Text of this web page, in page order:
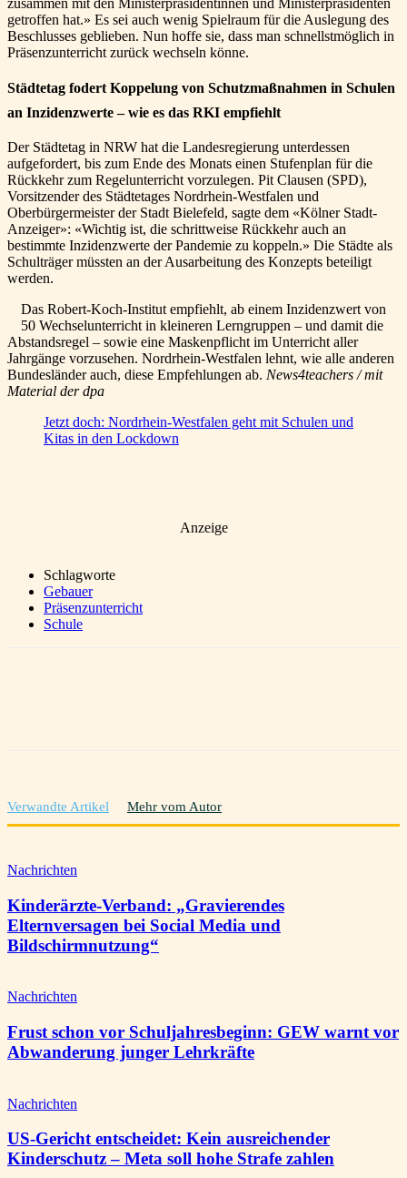
getroffen hat.» Es sei auch wenig Spielraum für die Auslegung des
Beschlusses geblieben. Nun hoffe sie, dass man schnellstmöglich in
Präsenzunterricht zurück wechseln könne.
Städtetag fodert Koppelung von Schutzmaßnahmen in Schulen
an Inzidenzwerte – wie es das RKI empfiehlt
Der Städtetag in NRW hat die Landesregierung unterdessen
aufgefordert, bis zum Ende des Monats einen Stufenplan für die
Rückkehr zum Regelunterricht vorzulegen. Pit Clausen (SPD),
Vorsitzender des Städtetages Nordrhein-Westfalen und
Oberbürgermeister der Stadt Bielefeld, sagte dem «Kölner Stadt-
Anzeiger»: «Wichtig ist, die schrittweise Rückkehr auch an
bestimmte Inzidenzwerte der Pandemie zu koppeln.» Die Städte als
Schulträger müssten an der Ausarbeitung des Konzepts beteiligt
werden.
Das Robert-Koch-Institut empfiehlt, ab einem Inzidenzwert von
50 Wechselunterricht in kleineren Lerngruppen – und damit die
Abstandsregel – sowie eine Maskenpflicht im Unterricht aller
Jahrgänge vorzusehen. Nordrhein-Westfalen lehnt, wie alle anderen
Bundesländer auch, diese Empfehlungen ab. News4teachers / mit
Material der dpa
Jetzt doch: Nordrhein-Westfalen geht mit Schulen und
Kitas in den Lockdown
Anzeige
Schlagworte
Gebauer
Präsenzunterricht
Schule
Verwandte Artikel Mehr vom Autor
Nachrichten
Kinderärzte-Verband: „Gravierendes
Elternversagen bei Social Media und
Bildschirmnutzung“
Nachrichten
Frust schon vor Schuljahresbeginn: GEW warnt vor
Abwanderung junger Lehrkräfte
Nachrichten
US-Gericht entscheidet: Kein ausreichender
Kinderschutz – Meta soll hohe Strafe zahlen